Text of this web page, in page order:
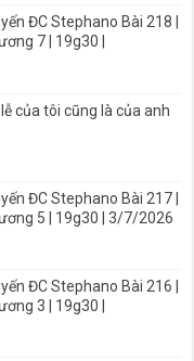
ĐC Stephano Bài 218 |
7 | 19g30 |
của tôi cũng là của anh
ĐC Stephano Bài 217 |
5 | 19g30 | 3/7/2026
ĐC Stephano Bài 216 |
3 | 19g30 |